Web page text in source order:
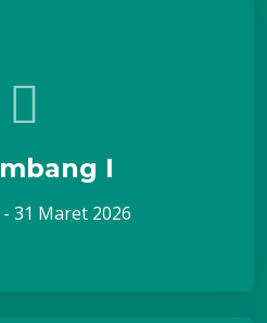
I
31 Maret 2026